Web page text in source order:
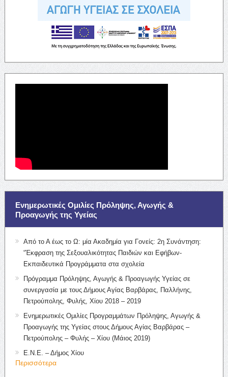
Ενημερωτικές Ομιλίες Πρόληψης, Αγωγής &
Προαγωγής της Υγείας
Από το Α έως το Ω: μία Ακαδημία για Γονείς: 2η Συνάντηση:
“Έκφραση της Σεξουαλικότητας Παιδιών και Εφήβων-
Εκπαιδευτικά Προγράμματα στα σχολεία
Πρόγραμμα Πρόληψης, Αγωγής & Προαγωγής Υγείας σε
συνεργασία με τους Δήμους Αγίας Βαρβάρας, Παλλήνης,
Πετρούπολης, Φυλής, Χίου 2018 – 2019
Ενημερωτικές Ομιλίες Προγραμμάτων Πρόληψης, Αγωγής &
Προαγωγής της Υγείας στους Δήμους Αγίας Βαρβάρας –
Πετρούπολης – Φυλής – Χίου (Μάιος 2019)
Ε.Ν.Ε. – Δήμος Χίου
Περισσότερα